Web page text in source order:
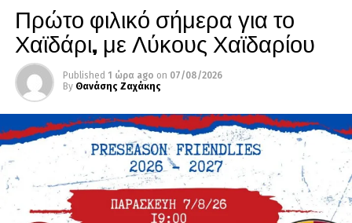
Πρώτο φιλικό σήμερα για το
Χαϊδάρι, με Λύκους Χαϊδαρίου
Published 1 ώρα ago on 07/08/2026
By Θανάσης Ζαχάκης